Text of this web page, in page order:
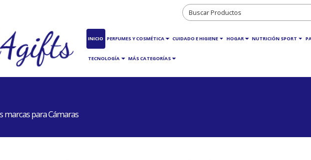
INICIO PERFUMES Y COSMÉTICA CUIDADO E HIGIENE HOGAR NUTRICIÓN SPORT
TECNOLOGÍA MÁS CATEGORÍAS
para Cámaras